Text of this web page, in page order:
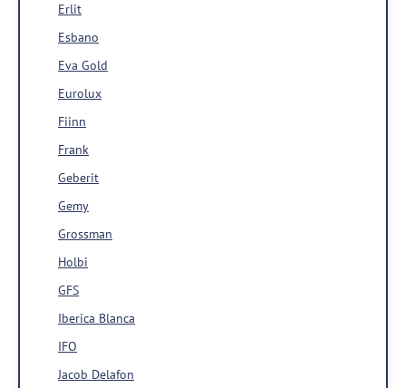
Erlit
Esbano
Eva Gold
Eurolux
Fiinn
Frank
Geberit
Gemy
Grossman
Holbi
GFS
Iberica Blanca
IFO
Jacob Delafon